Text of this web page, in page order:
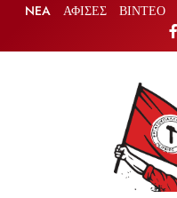
content
NEA ΑΦΙΣΕΣ ΒΙΝΤΕΟ